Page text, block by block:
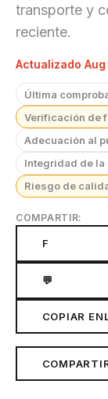
transporte y
reciente.
Actualizado
Última
Verificación de
Adecuación al
Integridad de la
Riesgo de
COMPARTIR:
F
💬
COPIAR